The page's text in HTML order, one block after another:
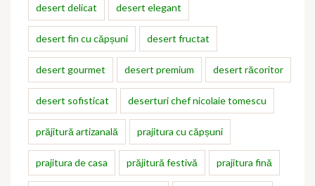
desert delicat desert elegant
desert fin cu căpșuni desert fructat
desert gourmet desert premium desert răcoritor
desert sofisticat deserturi chef nicolaie tomescu
prăjitură artizanală prajitura cu căpșuni
prajitura de casa prăjitură festivă prajitura fină